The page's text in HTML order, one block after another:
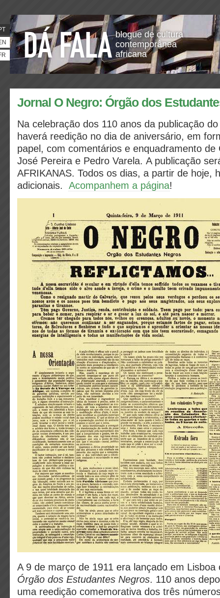
blogue de cultura
contemporânea
africana
Jornal O Negro: Órgão dos
Na celebração dos 110 anos da publicação
haverá reedição no dia de aniversário, em
papel, com comentários e enquadramento de
José Pereira e Pedro Varela. A publicação
AFRIKANAS. Todos os dias, a partir de hoje,
adicionais. Acompanhem a página!
A 9 de março de 1911 era lançado em
Órgão dos Estudantes Negros. 110 anos
uma reedição comemorativa dos três